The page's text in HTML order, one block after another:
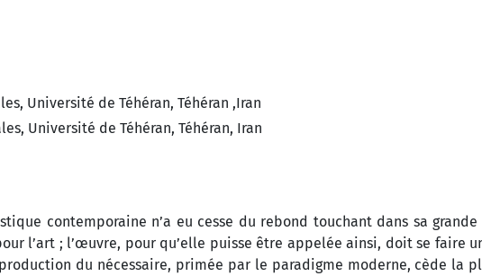
Université de Téhéran, Téhéran ,Iran
Université de Téhéran, Téhéran, Iran
contemporaine n’a eu cesse du rebond touchant dans sa
l’art ; l’œuvre, pour qu’elle puisse être appelée ainsi, doit se faire
du nécessaire, primée par le paradigme moderne, cède la